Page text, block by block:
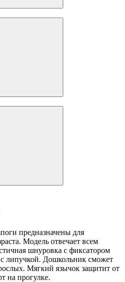
предназначены для
Модель отвечает всем
шнуровка с фиксатором
липучкой. Дошкольник сможет
Мягкий язычок защитит от
на прогулке.